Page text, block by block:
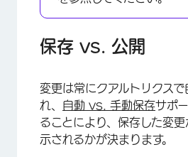
保存 vs. 公開
変更は常にクアルトリクス
れ、 自動 vs. 手動保存サポ
ることにより、保存した変
示されるかが決まります。